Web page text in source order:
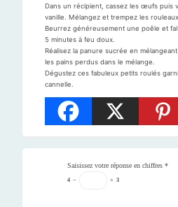
Dans un récipient, cassez les œufs puis
vanille. Mélangez et trempez les
Beurrez généreusement une poêle et
5 minutes à feu doux.
Réalisez la panure sucrée en
les pains perdus dans le mélange.
Dégustez ces fabuleux petits roulés
cannelle.
Saisissez votre réponse en chiffres *
4 − = 3